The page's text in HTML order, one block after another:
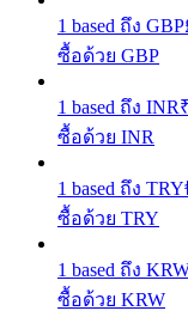
ผลตอบแทนสูงแ
Launchpool
1 based ถึง GBP
ซื้อด้วย GBP
1 based ถึง INR₹
ซื้อด้วย INR
1 based ถึง TRY
ซื้อด้วย TRY
1 based ถึง
ซื้อด้วย KRW